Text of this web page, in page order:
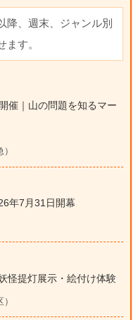
降、週末、ジャンル別
ます。
催｜山の問題を知るマー
年7月31日開幕
怪提灯展示・絵付け体験